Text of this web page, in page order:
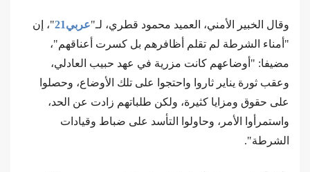
وقال الخبير الأمني، العميد محمود قطري، لـ"عربي21
"، إن
"أمناء الشرطة لم تقلم أظافرهم بل كسرت أعناقهم"،
مضيفا: "أوضاعهم كانت مزرية في عهد حبيب العادلي،
وعقب ثورة يناير ثاروا واحتجوا على تلك الأوضاع، وحصلوا
على حقوق ومزايا كثيرة، ولكن طلباتهم زادت عن الحد،
واستمرأوا الأمر، وحاولوا التأسد على ضباط وقيادات
الشرطة".